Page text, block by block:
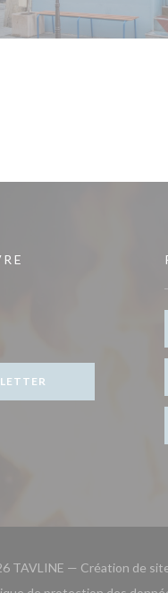
fenêtre))
TAVLINE — Création de